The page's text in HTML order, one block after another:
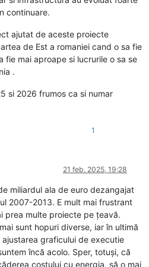
continuare.
ajutat de aceste proiecte
de Est a romaniei cand o sa fie
fie mai aproape si lucrurile o sa se
.
si 2026 frumos ca si numar
1
21 feb. 2025, 19:28
miliardul ala de euro dezangajat
2007-2013. E mult mai frustrant
prea multe proiecte pe țeavă.
sunt hopuri diverse, iar în ultimă
graficului de executie
încă acolo. Sper, totuși, că
costului cu energia, să o mai